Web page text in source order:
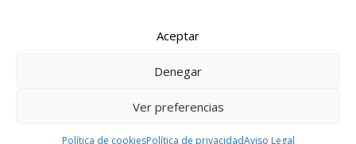
Aceptar
Denegar
Ver preferencias
Política de cookiesPolítica de privacidadAviso Legal
Política de privacidad
Diseñado por Prodigitel